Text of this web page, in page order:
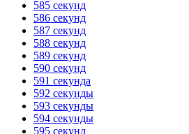
585 секунд
586 секунд
587 секунд
588 секунд
589 секунд
590 секунд
591 секунда
592 секунды
593 секунды
594 секунды
595 секунд